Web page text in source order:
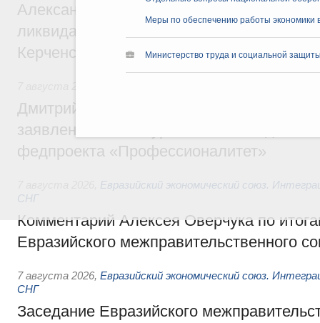
Меры по обеспечению работы экономики
Министерство труда и социальной
Александр Козлов провёл заседание
ликвидации последствий чрезвычайной
Керченском проливе
Дмитрий Чернышенко: Установлен
заявлений от абитуриентов колледжей и
федпроекта «Профессионалитет»
Евразийский экономический союз.
СНГ
Комментарий Алексея Оверчука по
Евразийского межправительственного
7 августа 2026, Евразийский экономический союз.
СНГ
Заседание Евразийского